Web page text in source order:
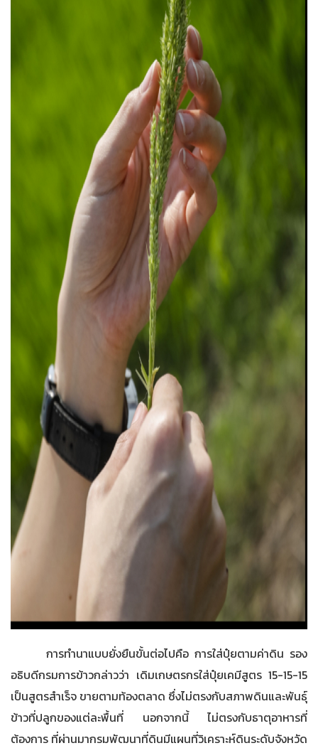
การทำนาแบบยั่งยืนขั้นต่อไปคือ การใส่ปุ๋ยตามค่าดิน รอง
อธิบดีกรมการข้าวกล่าวว่า เดิมเกษตรกรใส่ปุ๋ยเคมีสูตร 15-15-15
เป็นสูตรสำเร็จ ขายตามท้องตลาด ซึ่งไม่ตรงกับสภาพดินและพันธุ์
ข้าวที่ปลูกของแต่ละพื้นที่ นอกจากนี้ ไม่ตรงกับธาตุอาหารที่
ต้องการ ที่ผ่านมากรมพัฒนาที่ดินมีแผนที่วิเคราะห์ดินระดับจังหวัด